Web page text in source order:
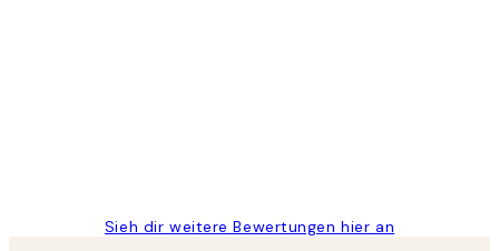
Sieh dir weitere Bewertungen hier an